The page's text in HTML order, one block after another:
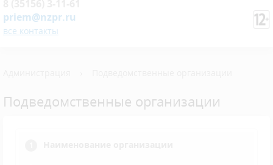
priem@nzpr.ru
все контакты
Подведомственные организации